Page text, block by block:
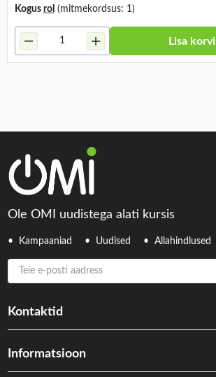
Kogus rol (mitmekordsus: 1)
Lisa korvi
Ole OMI uudistega alati kursis
Kampaaniad Uudised Allahindlused
Teie e-posti aadress
Kontaktid
Informatsioon